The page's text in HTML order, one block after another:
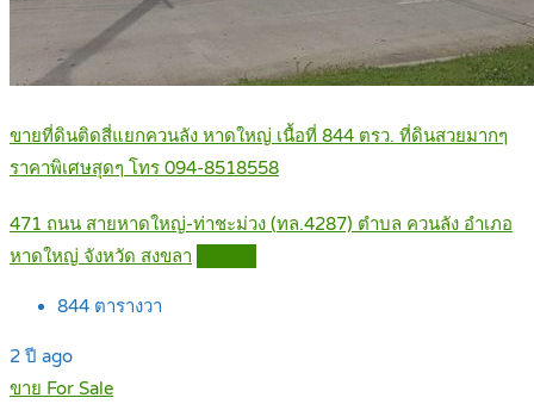
ขายที่ดินติดสี่แยกควนลัง หาดใหญ่ เนื้อที่ 844 ตรว. ที่ดินสวยมากๆ
ราคาพิเศษสุดๆ โทร 094-8518558
471 ถนน สายหาดใหญ่-ท่าชะม่วง (ทล.4287) ตำบล ควนลัง อำเภอ
หาดใหญ่ จังหวัด สงขลา
844 ตารางวา
2 ปี ago
ขาย For Sale